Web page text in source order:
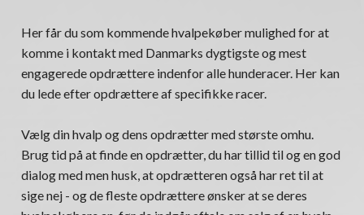
Her får du som kommende hvalpekøber mulighed for at
komme i kontakt med Danmarks dygtigste og mest
engagerede opdrættere indenfor alle hunderacer. Her kan
du lede efter opdrættere af specifikke racer.
Vælg din hvalp og dens opdrætter med største omhu.
Brug tid på at finde en opdrætter, du har tillid til og en god
dialog med men husk, at opdrætteren også har ret til at
sige nej - og de fleste opdrættere ønsker at se deres